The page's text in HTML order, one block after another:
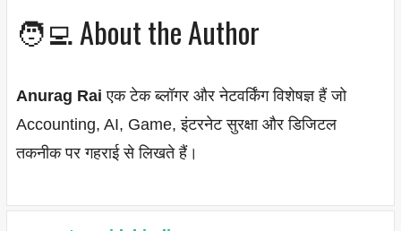
🧑‍💻 About the Author
Anurag Rai एक टेक ब्लॉगर और नेटवर्किंग विशेषज्ञ हैं जो
Accounting, AI, Game, इंटरनेट सुरक्षा और डिजिटल
तकनीक पर गहराई से लिखते हैं।